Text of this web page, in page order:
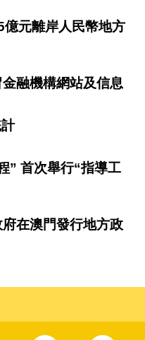
元離岸人民幣地方
融機構網站及信息
” 首次舉行“指導工
在澳門發行地方政